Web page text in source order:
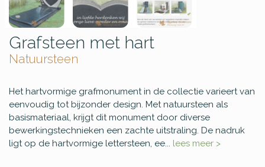
Grafsteen met hart
Natuursteen
Het hartvormige grafmonument in de collectie varieert van
eenvoudig tot bijzonder design. Met natuursteen als
basismateriaal, krijgt dit monument door diverse
bewerkingstechnieken een zachte uitstraling. De nadruk
ligt op de hartvormige lettersteen, ee... lees meer >